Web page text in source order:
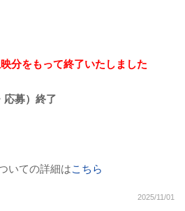
分をもって終了いたしました
応募）終了
いての詳細はこちら
2025/11/01